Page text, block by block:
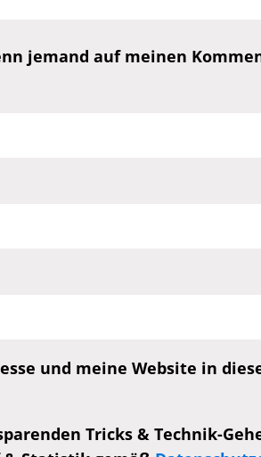
jemand auf meinen
und meine Website in
Tricks & Technik-